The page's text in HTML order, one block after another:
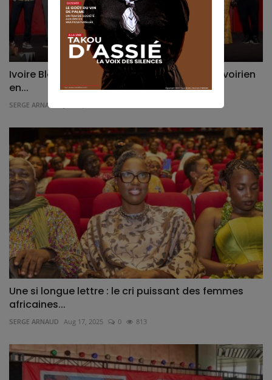
Ivoire Black History Month 2026 : le cinéma ivoirien
en...
SERGE ARNAUD
Une si longue lettre : le cri puissant des femmes
africaines...
SERGE ARNAUD Aug 17, 2025 0 813